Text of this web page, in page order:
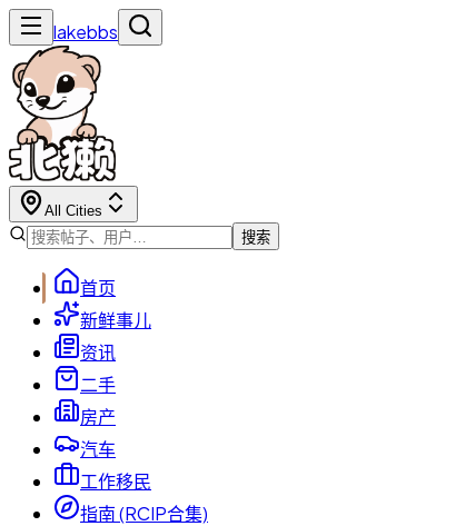
lakebbs
All Cities
搜索
首页
新鲜事儿
资讯
二手
房产
汽车
工作移民
指南 (RCIP合集)